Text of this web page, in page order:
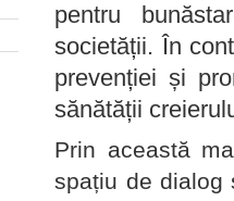
pentru
societății. În
prevenției și
sănătății
Prin această
spațiu de dialog